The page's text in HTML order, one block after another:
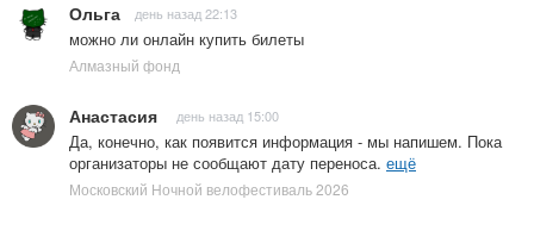
Ольга день назад 22:13
можно ли онлайн купить билеты
Алмазный фонд
Анастасия день назад 15:00
Да, конечно, как появится информация - мы напишем. Пока
организаторы не сообщают дату переноса. ещё
Московский Ночной велофестиваль 2026